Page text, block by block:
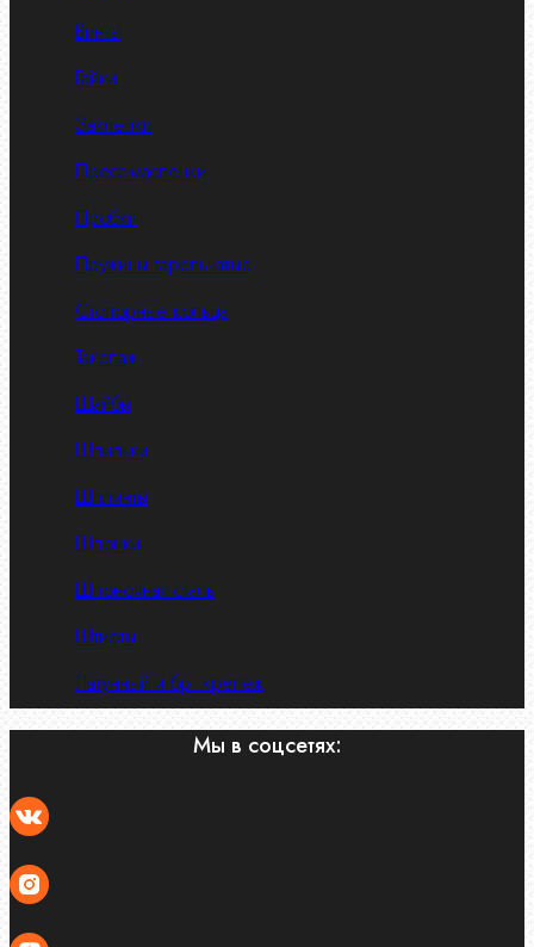
Винты
Гайки
Заклепки
Пресс-масленки
Пробки
Пружины тарельчатые
Стопорные кольца
Такелаж
Шайбы
Шпильки
Шплинты
Шпонки
Шпоночная сталь
Штифты
Латунный и бр. крепеж
Мы в соцсетях: